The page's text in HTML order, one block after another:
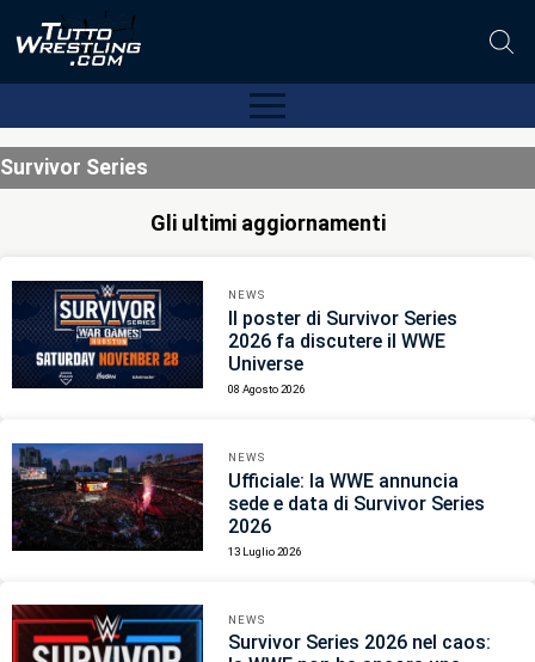
Survivor Series
Gli ultimi aggiornamenti
NEWS
Il poster di Survivor Series
2026 fa discutere il WWE
Universe
08 Agosto 2026
NEWS
Ufficiale: la WWE annuncia
sede e data di Survivor Series
2026
13 Luglio 2026
NEWS
Survivor Series 2026 nel caos: